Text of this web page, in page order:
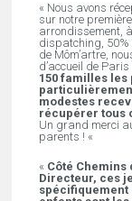
« Nous avons
sur notre
arrondissement,
dispatching, 50%
de Môm’artre,
d’accueil de
150 familles
modestes
récupérer tous
Un grand merci
parents ! «
« Côté Chemins
Directeur, ces
spécifiquement